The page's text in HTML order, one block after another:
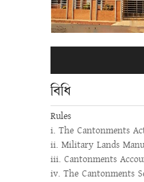
বিধি
Rules
i. The Cantonments
ii. Military Lands
iii. Cantonments
iv. The Cantonments